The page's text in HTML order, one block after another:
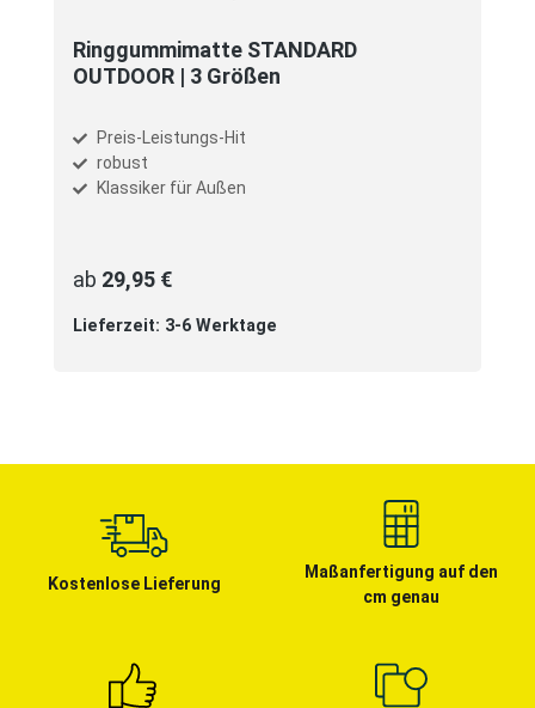
Ringgummimatte STANDARD
OUTDOOR | 3 Größen
Preis-Leistungs-Hit
robust
Klassiker für Außen
ab 29,95 €
Lieferzeit: 3-6 Werktage
Kostenlose Lieferung
Maßanfertigung auf den
cm genau